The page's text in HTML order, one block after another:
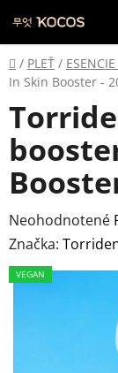
na
obsah
Domov
/ PLEŤ /
In Skin Booster -
Priemerné
hodnotenie
produktu
Neohodnotené
Značka:
VEGAN